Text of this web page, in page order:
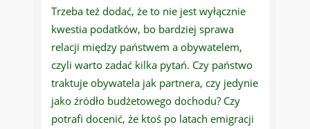
Trzeba też dodać, że to nie jest wyłącznie
kwestia podatków, bo bardziej sprawa
relacji między państwem a obywatelem,
czyli warto zadać kilka pytań. Czy państwo
traktuje obywatela jak partnera, czy jedynie
jako źródło budżetowego dochodu? Czy
potrafi docenić, że ktoś po latach emigracji